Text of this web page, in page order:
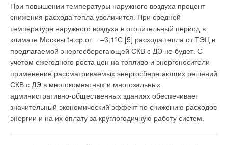
При повышении температуры наружного воздуха процент
снижения расхода тепла увеличится. При средней
температуре наружного воздуха в отопительный период в
климате Москвы tн.ср.от = –3,1°С [5] расхода тепла от ТЭЦ в
предлагаемой энергосберегающей СКВ с ДЭ не будет. С
учетом ежегодного роста цен на топливо и энергоносители
применение рассматриваемых энергосберегающих решений
СКВ с ДЭ в многокомнатных и многозальных
административно-общественных зданиях обеспечивает
значительный экономический эффект по снижению расходов
энергии и на их оплату за круглогодичную работу систем.
Добавить комментарий
Ваше имя *
Ваш E-mail *